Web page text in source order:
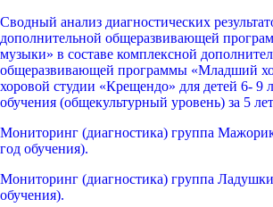
Сводный анализ диагностических
дополнительной общеразвивающей
музыки» в составе комплексной
общеразвивающей программы «Младший
хоровой студии «Крещендо» для детей 6- 9
обучения (общекультурный уровень) за 5
Мониторинг (диагностика) группа
год обучения).
Мониторинг (диагностика) группа
обучения).